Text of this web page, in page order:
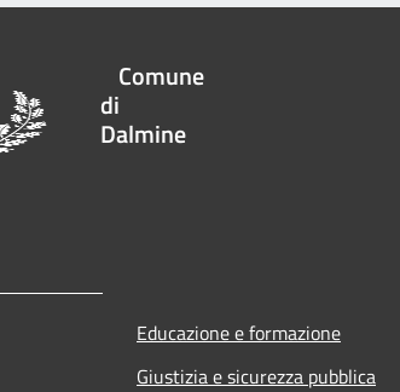
Comune
di
Dalmine
Educazione e formazione
Giustizia e sicurezza pubblica